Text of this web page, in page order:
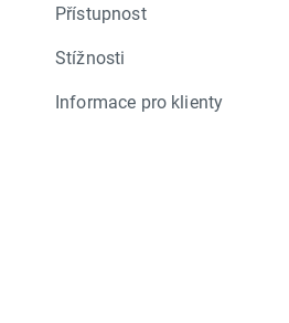
Přístupnost
Stížnosti
Informace pro klienty